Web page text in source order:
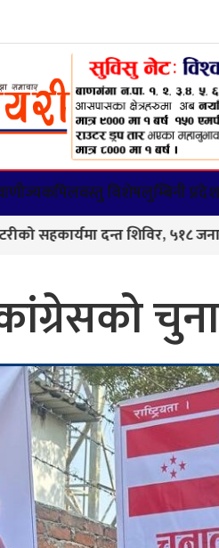
कपिलवस्तु विशेषलुम्बिनी
दन्त शिविर, ५१८ जनाले पाए